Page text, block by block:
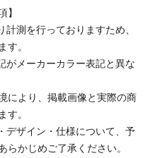
】
測を行っておりますため、
。
メーカーカラー表記と異な
により、掲載画像と実際の商
。
ザイン・仕様について、予
かじめご了承ください。